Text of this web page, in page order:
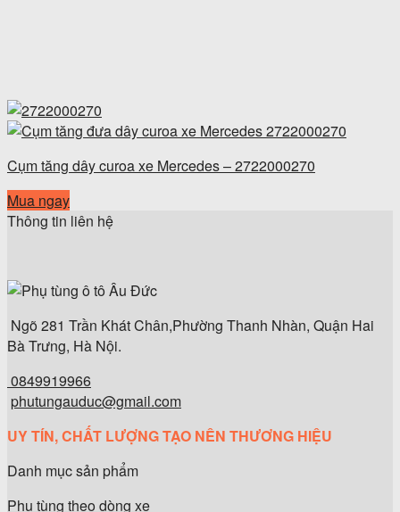
Cụm tăng dây curoa xe Mercedes – 2722000270
Mua ngay
Thông tin liên hệ
Ngõ 281 Trần Khát Chân,Phường Thanh Nhàn, Quận Hai
Bà Trưng, Hà Nội.
0849919966
phutungauduc@gmail.com
UY TÍN, CHẤT LƯỢNG TẠO NÊN THƯƠNG HIỆU
Danh mục sản phẩm
Phụ tùng theo dòng xe